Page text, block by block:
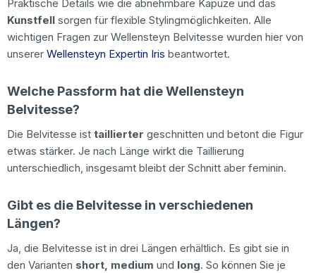
Praktische Details wie die abnehmbare Kapuze und das
Kunstfell sorgen für flexible Stylingmöglichkeiten. Alle
wichtigen Fragen zur Wellensteyn Belvitesse wurden hier von
unserer Wellensteyn Expertin Iris beantwortet.
Welche Passform hat die Wellensteyn
Belvitesse?
Die Belvitesse ist taillierter geschnitten und betont die Figur
etwas stärker. Je nach Länge wirkt die Taillierung
unterschiedlich, insgesamt bleibt der Schnitt aber feminin.
Gibt es die Belvitesse in verschiedenen
Längen?
Ja, die Belvitesse ist in drei Längen erhältlich. Es gibt sie in
den Varianten short, medium und long. So können Sie je